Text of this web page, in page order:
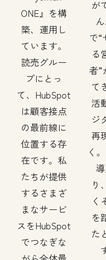
ONE』を構
築、運用し
ています。
読売グルー
プにとっ
て、HubSpot
は顧客接点
の最前線に
位置する存
在です。私
たちが提供
するさまざ
まなサービ
スをHubSpot
でつなぎな
が
で“
る
者”
て
活
ジ
再
く
り
く
を
た